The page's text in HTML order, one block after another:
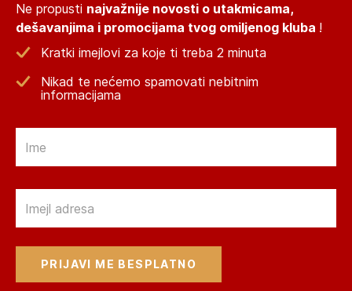
Ne propusti najvažnije novosti o utakmicama,
dešavanjima i promocijama tvog omiljenog kluba !
Kratki imejlovi za koje ti treba 2 minuta
Nikad te nećemo spamovati nebitnim
informacijama